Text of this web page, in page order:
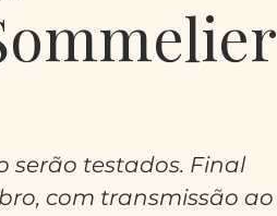
serão testados. Final
com transmissão ao